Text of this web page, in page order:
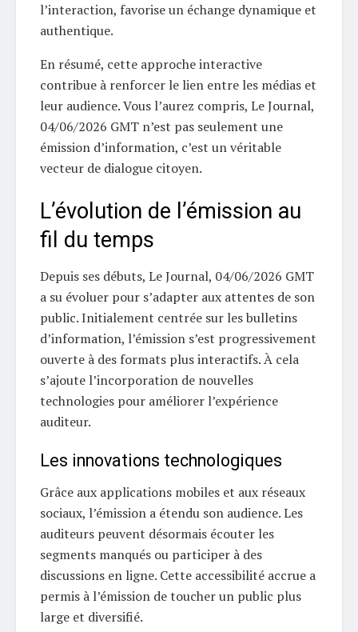
l’interaction, favorise un échange dynamique et
authentique.
En résumé, cette approche interactive
contribue à renforcer le lien entre les médias et
leur audience. Vous l’aurez compris, Le Journal,
04/06/2026 GMT n’est pas seulement une
émission d’information, c’est un véritable
vecteur de dialogue citoyen.
L’évolution de l’émission au
fil du temps
Depuis ses débuts, Le Journal, 04/06/2026 GMT
a su évoluer pour s’adapter aux attentes de son
public. Initialement centrée sur les bulletins
d’information, l’émission s’est progressivement
ouverte à des formats plus interactifs. À cela
s’ajoute l’incorporation de nouvelles
technologies pour améliorer l’expérience
auditeur.
Les innovations technologiques
Grâce aux applications mobiles et aux réseaux
sociaux, l’émission a étendu son audience. Les
auditeurs peuvent désormais écouter les
segments manqués ou participer à des
discussions en ligne. Cette accessibilité accrue a
permis à l’émission de toucher un public plus
large et diversifié.